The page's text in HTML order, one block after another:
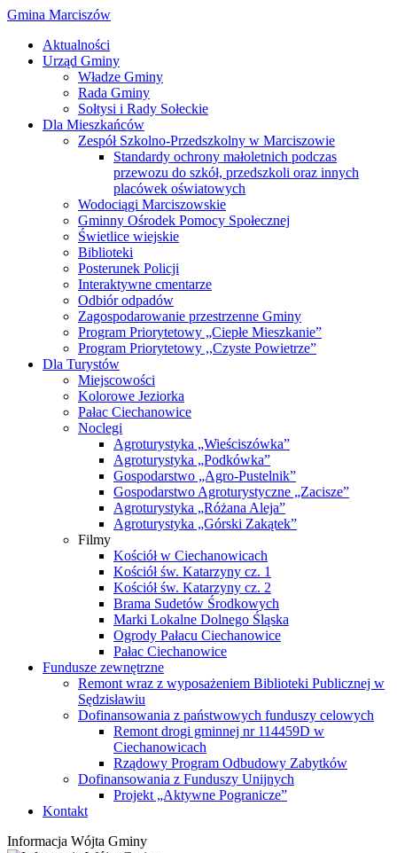
Gmina Marciszów
Aktualności
Urząd Gminy
Władze Gminy
Rada Gminy
Sołtysi i Rady Sołeckie
Dla Mieszkańców
Zespół Szkolno-Przedszkolny w Marciszowie
Standardy ochrony małoletnich podczas
przewozu do szkół, przedszkoli oraz innych
placówek oświatowych
Wodociągi Marciszowskie
Gminny Ośrodek Pomocy Społecznej
Świetlice wiejskie
Biblioteki
Posterunek Policji
Interaktywne cmentarze
Odbiór odpadów
Zagospodarowanie przestrzenne Gminy
Program Priorytetowy „Ciepłe Mieszkanie”
Program Priorytetowy ,,Czyste Powietrze”
Dla Turystów
Miejscowości
Kolorowe Jeziorka
Pałac Ciechanowice
Noclegi
Agroturystyka „Wieściszówka”
Agroturystyka „Podkówka”
Gospodarstwo „Agro-Pustelnik”
Gospodarstwo Agroturystyczne „Zacisze”
Agroturystyka „Różana Aleja”
Agroturystyka „Górski Zakątek”
Filmy
Kościół w Ciechanowicach
Kościół św. Katarzyny cz. 1
Kościół św. Katarzyny cz. 2
Brama Sudetów Środkowych
Marki Lokalne Dolnego Śląska
Ogrody Pałacu Ciechanowice
Pałac Ciechanowice
Fundusze zewnętrzne
Remont wraz z wyposażeniem Biblioteki Publicznej w
Sędzisławiu
Dofinansowania z państwowych funduszy celowych
Remont drogi gminnej nr 114459D w
Ciechanowicach
Rządowy Program Odbudowy Zabytków
Dofinansowania z Funduszy Unijnych
Projekt „Aktywne Pogranicze”
Kontakt
Informacja Wójta Gminy